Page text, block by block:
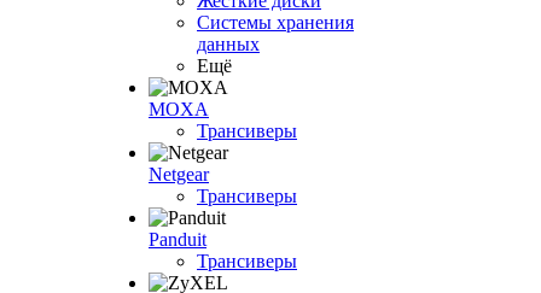
Системы хранения
данных
Ещё
MOXA
Трансиверы
Netgear
Трансиверы
Panduit
Трансиверы